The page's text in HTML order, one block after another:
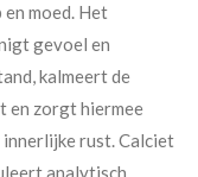
en moed. Het
gevoel en
kalmeert de
en zorgt hiermee
rust. Calciet
analytisch